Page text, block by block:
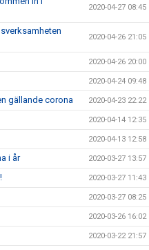
2020-04-27 08:45
2020-04-26 21:05
2020-04-26 20:00
2020-04-24 09:48
gällande corona 2020-04-23 22:22
2020-04-14 12:35
2020-04-13 12:58
i år 2020-03-27 13:57
2020-03-27 11:43
2020-03-27 08:25
2020-03-26 16:02
2020-03-22 21:57